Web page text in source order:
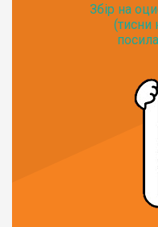
Збір на
(тисни